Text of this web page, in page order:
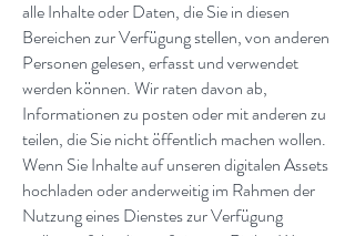
alle Inhalte oder Daten, die Sie in diesen
Bereichen zur Verfügung stellen, von anderen
Personen gelesen, erfasst und verwendet
werden können. Wir raten davon ab,
Informationen zu posten oder mit anderen zu
teilen, die Sie nicht öffentlich machen wollen.
Wenn Sie Inhalte auf unseren digitalen Assets
hochladen oder anderweitig im Rahmen der
Nutzung eines Dienstes zur Verfügung